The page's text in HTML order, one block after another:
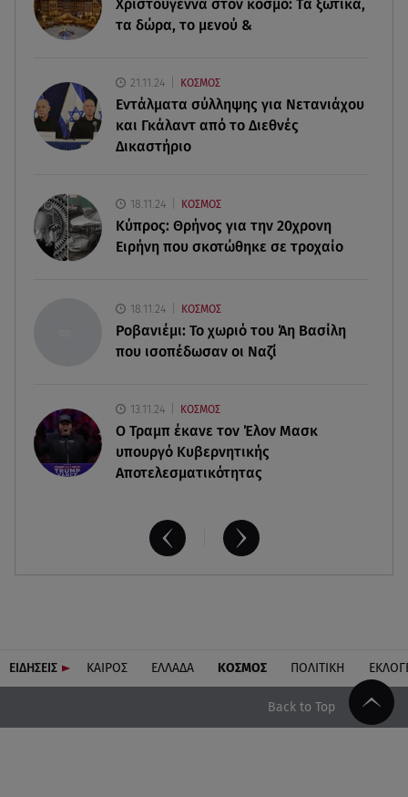
09.08.26 , 23:20
09.08.26 , 22:58
Φωτιά στην Ηλεία: Καλύτερη η εικόνα της
πυρκαγιάς στο Μουζάκι
09.08.26 , 22:14
Απίστευτη απάτη με «μαϊμού αστυνομικούς» - Το
κόλπο με το 100
Πέθανε ο σπουδαίος ηθοποιός Νίκος
Καλογερόπουλος
Χριστούγεννα στον κόσμο: Tα ξωτικά,
τα δώρα, το μενού &
21.11.24 ΚΟΣΜΟΣ
Εντάλματα σύλληψης για Νετανιάχου
και Γκάλαντ από το Διεθνές
Δικαστήριο
18.11.24 ΚΟΣΜΟΣ
Κύπρος: Θρήνος για την 20χρονη
Ειρήνη που σκοτώθηκε σε τροχαίο
18.11.24 ΚΟΣΜΟΣ
Ροβανιέμι: Το χωριό του Άη Βασίλη
που ισοπέδωσαν οι Ναζί
13.11.24 ΚΟΣΜΟΣ
O Τραμπ έκανε τον Έλον Μασκ
υπουργό Κυβερνητικής
Αποτελεσματικότητας
ΕΙΔΗΣΕΙΣ ΚΑΙΡΟΣ ΕΛΛΑΔΑ ΚΟΣΜΟΣ ΠΟΛΙΤΙΚΗ
Back to Top